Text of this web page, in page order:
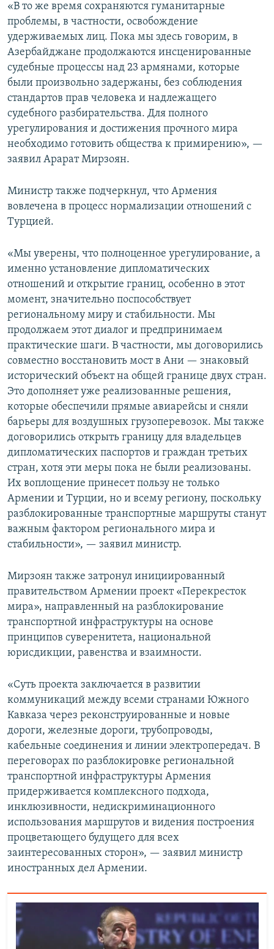
«В то же время сохраняются гуманитарные
проблемы, в частности, освобождение
удерживаемых лиц. Пока мы здесь говорим, в
Азербайджане продолжаются инсценированные
судебные процессы над 23 армянами, которые
были произвольно задержаны, без соблюдения
стандартов прав человека и надлежащего
судебного разбирательства. Для полного
урегулирования и достижения прочного мира
необходимо готовить общества к примирению», —
заявил Арарат Мирзоян.
Министр также подчеркнул, что Армения
вовлечена в процесс нормализации отношений с
Турцией.
«Мы уверены, что полноценное урегулирование, а
именно установление дипломатических
отношений и открытие границ, особенно в этот
момент, значительно поспособствует
региональному миру и стабильности. Мы
продолжаем этот диалог и предпринимаем
практические шаги. В частности, мы договорились
совместно восстановить мост в Ани — знаковый
исторический объект на общей границе двух стран.
Это дополняет уже реализованные решения,
которые обеспечили прямые авиарейсы и сняли
барьеры для воздушных грузоперевозок. Мы также
договорились открыть границу для владельцев
дипломатических паспортов и граждан третьих
стран, хотя эти меры пока не были реализованы.
Их воплощение принесет пользу не только
Армении и Турции, но и всему региону, поскольку
разблокированные транспортные маршруты станут
важным фактором регионального мира и
стабильности», — заявил министр.
Мирзоян также затронул инициированный
правительством Армении проект «Перекресток
мира», направленный на разблокирование
транспортной инфраструктуры на основе
принципов суверенитета, национальной
юрисдикции, равенства и взаимности.
«Суть проекта заключается в развитии
коммуникаций между всеми странами Южного
Кавказа через реконструированные и новые
дороги, железные дороги, трубопроводы,
кабельные соединения и линии электропередач. В
переговорах по разблокировке региональной
транспортной инфраструктуры Армения
придерживается комплексного подхода,
инклюзивности, недискриминационного
использования маршрутов и видения построения
процветающего будущего для всех
заинтересованных сторон», — заявил министр
иностранных дел Армении.